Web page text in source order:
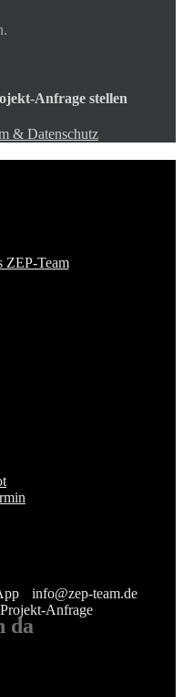
ZEP-Team
info@zep-team.de
Projekt-Anfrage
Anfrage stellen
& Datenschutz
da